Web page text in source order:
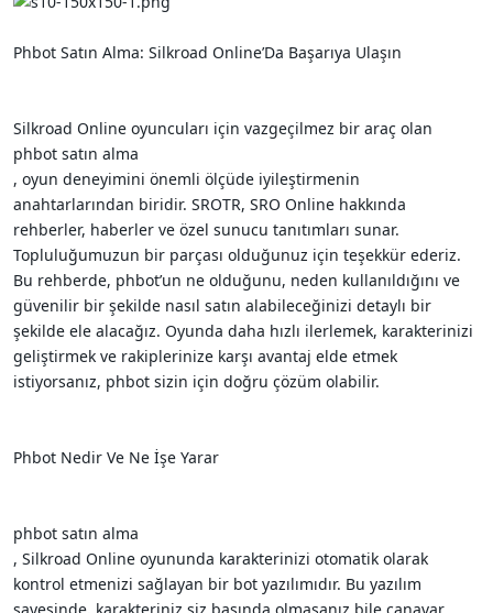
Phbot Satın Alma: Silkroad Online’Da Başarıya Ulaşın
Silkroad Online oyuncuları için vazgeçilmez bir araç olan
phbot satın alma
, oyun deneyimini önemli ölçüde iyileştirmenin
anahtarlarından biridir. SROTR, SRO Online hakkında
rehberler, haberler ve özel sunucu tanıtımları sunar.
Topluluğumuzun bir parçası olduğunuz için teşekkür ederiz.
Bu rehberde, phbot’un ne olduğunu, neden kullanıldığını ve
güvenilir bir şekilde nasıl satın alabileceğinizi detaylı bir
şekilde ele alacağız. Oyunda daha hızlı ilerlemek, karakterinizi
geliştirmek ve rakiplerinize karşı avantaj elde etmek
istiyorsanız, phbot sizin için doğru çözüm olabilir.
Phbot Nedir Ve Ne İşe Yarar
phbot satın alma
, Silkroad Online oyununda karakterinizi otomatik olarak
kontrol etmenizi sağlayan bir bot yazılımıdır. Bu yazılım